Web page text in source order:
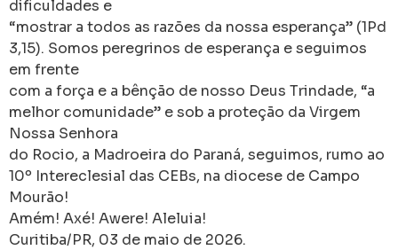
dificuldades e
“mostrar a todos as razões da nossa esperança” (1Pd
3,15). Somos peregrinos de esperança e seguimos
em frente
com a força e a bênção de nosso Deus Trindade, “a
melhor comunidade” e sob a proteção da Virgem
Nossa Senhora
do Rocio, a Madroeira do Paraná, seguimos, rumo ao
10º Intereclesial das CEBs, na diocese de Campo
Mourão!
Amém! Axé! Awere! Aleluia!
Curitiba/PR, 03 de maio de 2026.